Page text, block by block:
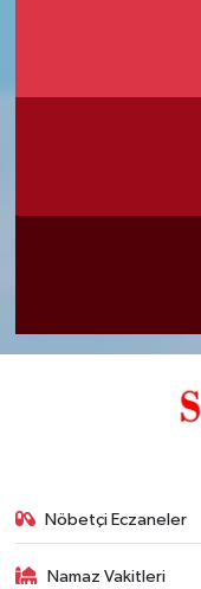
Nöbetçi Eczaneler
Namaz Vakitleri